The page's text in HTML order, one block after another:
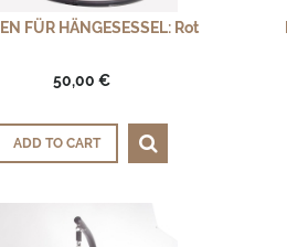
FÜR HÄNGESESSEL: Rot
50,00 €
ADD TO CART